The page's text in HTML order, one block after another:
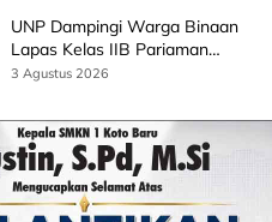
UNP Dampingi Warga Binaan
Lapas Kelas IIB Pariaman
Kembangkan Produk Kreatif
3 Agustus 2026